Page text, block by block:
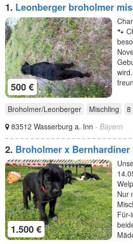
1. Leonberger broholmer
500 €
🐾
Broholmer/Leonberger Mischling 8
83512 Wasserburg a. Inn - Bayern
2. Broholmer x Bernhardiner
🐾 Nur noch 2 wundervolle
1.500 €
Nur
Für-